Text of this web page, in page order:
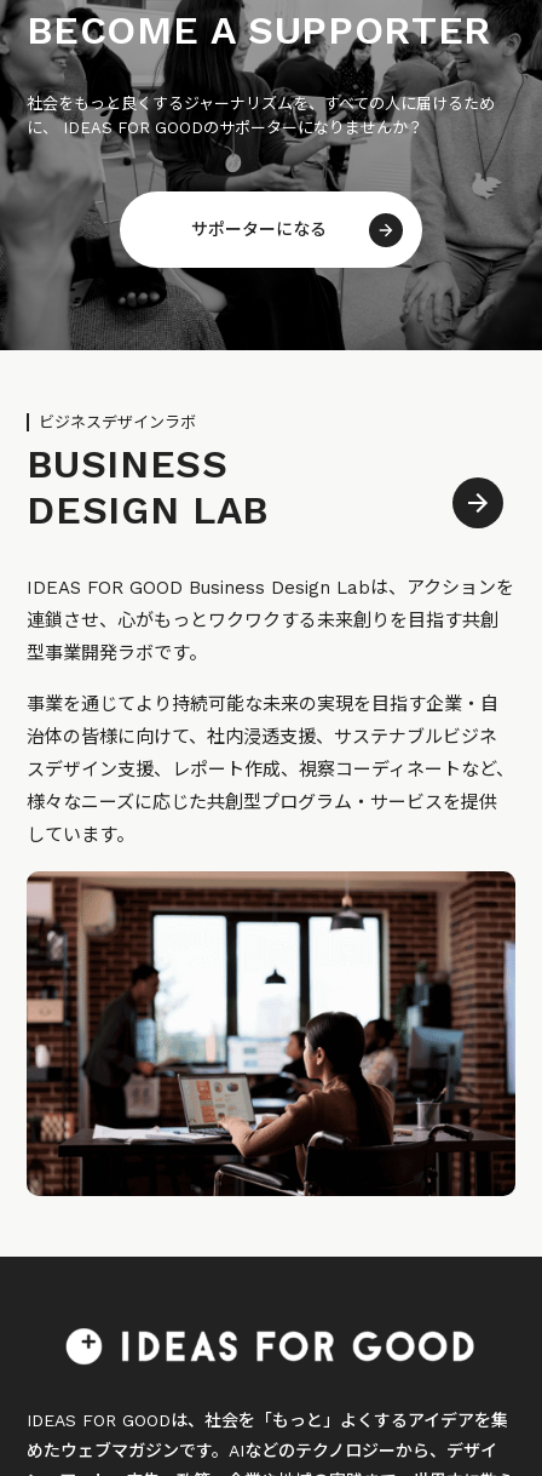
BECOME A SUPPORTER
社会をもっと良くするジャーナリズムを、すべての人に届けるため
に、 IDEAS FOR GOODのサポーターになりませんか？
サポーターになる
ビジネスデザインラボ
BUSINESS
DESIGN LAB
IDEAS FOR GOOD Business Design Labは、アクションを
連鎖させ、心がもっとワクワクする未来創りを目指す共創
型事業開発ラボです。
事業を通じてより持続可能な未来の実現を目指す企業・自
治体の皆様に向けて、社内浸透支援、サステナブルビジネ
スデザイン支援、レポート作成、視察コーディネートなど、
様々なニーズに応じた共創型プログラム・サービスを提供
しています。
IDEAS FOR GOODは、社会を「もっと」よくするアイデアを集
めたウェブマガジンです。AIなどのテクノロジーから、デザイ